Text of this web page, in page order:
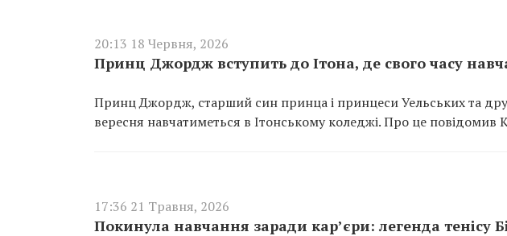
20:13 18 Червня, 2026
Принц Джордж вступить до Ітона, де свого часу
Принц Джордж, старший син принца і принцеси Уельських та
вересня навчатиметься в Ітонському коледжі. Про це повідомив
17:36 21 Травня, 2026
Покинула навчання заради кар’єри: легенда тенісу